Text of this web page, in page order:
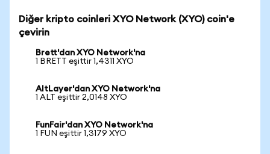
Diğer kripto coinleri XYO Network (XYO) coin'e
çevirin
Brett'dan XYO Network'na
1 BRETT eşittir 1,4311 XYO
AltLayer'dan XYO Network'na
1 ALT eşittir 2,0148 XYO
FunFair'dan XYO Network'na
1 FUN eşittir 1,3179 XYO